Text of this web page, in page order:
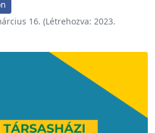
16. (Létrehozva: 2023.